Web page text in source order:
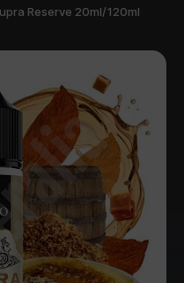
Reserve 20ml/120ml